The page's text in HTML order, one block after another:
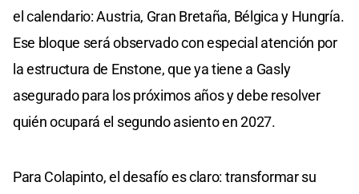
el calendario: Austria, Gran Bretaña, Bélgica y Hungría.
Ese bloque será observado con especial atención por
la estructura de Enstone, que ya tiene a Gasly
asegurado para los próximos años y debe resolver
quién ocupará el segundo asiento en 2027.
Para Colapinto, el desafío es claro: transformar su